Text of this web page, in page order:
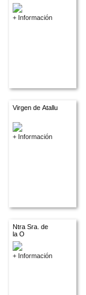
+ Información
Virgen de Atallu
+ Información
Ntra Sra. de
la O
+ Información